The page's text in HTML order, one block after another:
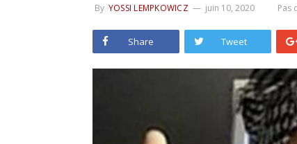
By YOSSI LEMPKOWICZ juin 10, 2020 Pas
Share Tweet